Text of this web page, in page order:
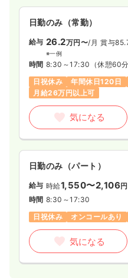
日勤のみ（常勤）
給与 26.2万円〜/月 賞与
※一例
時間 8:30～17:30 （休憩60分
日祝休み
年間休日120日
月給26万円以上可
気になる
日勤のみ（パート）
給与 時給1,550〜2,106円
時間 8:30～17:30
日祝休み
オンコールあり
気になる